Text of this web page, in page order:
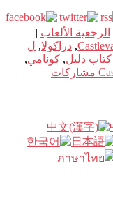
الرجعية الألعاب |
, دراكولا, ل
كتاب دليل, كونامي,
مشاركات